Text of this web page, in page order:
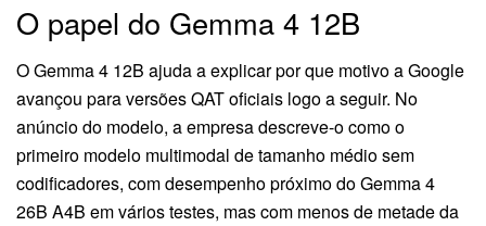
O papel do Gemma 4 12B
O Gemma 4 12B ajuda a explicar por que motivo a Google
avançou para versões QAT oficiais logo a seguir. No
anúncio do modelo, a empresa descreve-o como o
primeiro modelo multimodal de tamanho médio sem
codificadores, com desempenho próximo do Gemma 4
26B A4B em vários testes, mas com menos de metade da